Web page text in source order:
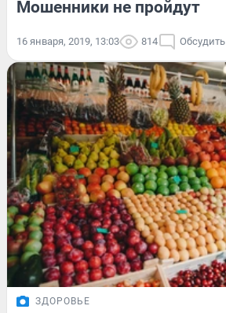
Мошенники не пройдут
16 января, 2019, 13:03 814 Обсудить
ЗДОРОВЬЕ